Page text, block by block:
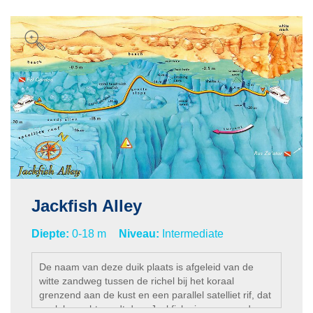
Jackfish Alley
Diepte: 0-18 m Niveau: Intermediate
De naam van deze duik plaats is afgeleid van de
witte zandweg tussen de richel bij het koraal
grenzend aan de kust en een parallel satelliet rif, dat
vaak bezocht wordt door Jackfish vissen en andere